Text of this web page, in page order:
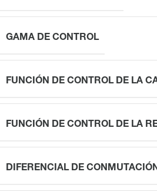
GAMA DE CONTROL
FUNCIÓN DE CONTROL DE LA
FUNCIÓN DE CONTROL DE LA
DIFERENCIAL DE